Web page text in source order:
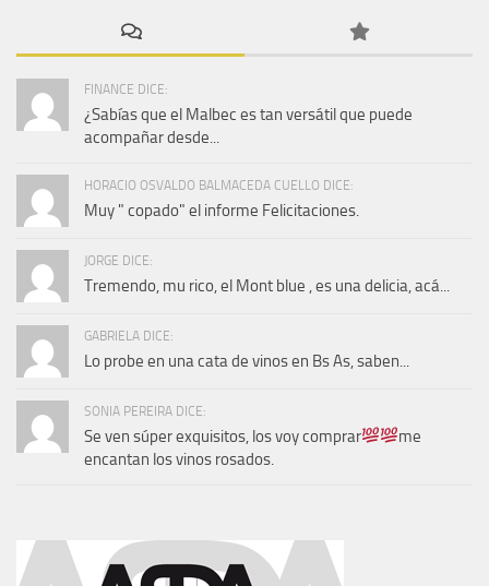
FINANCE DICE:
¿Sabías que el Malbec es tan versátil que puede
acompañar desde...
HORACIO OSVALDO BALMACEDA CUELLO DICE:
Muy " copado" el informe Felicitaciones.
JORGE DICE:
Tremendo, mu rico, el Mont blue , es una delicia, acá...
GABRIELA DICE:
Lo probe en una cata de vinos en Bs As, saben...
SONIA PEREIRA DICE:
Se ven súper exquisitos, los voy comprar
me
encantan los vinos rosados.